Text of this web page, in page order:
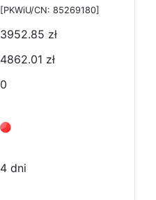
[PKWiU/CN: 85269180]
3952.85 zł
4862.01 zł
0
4 dni